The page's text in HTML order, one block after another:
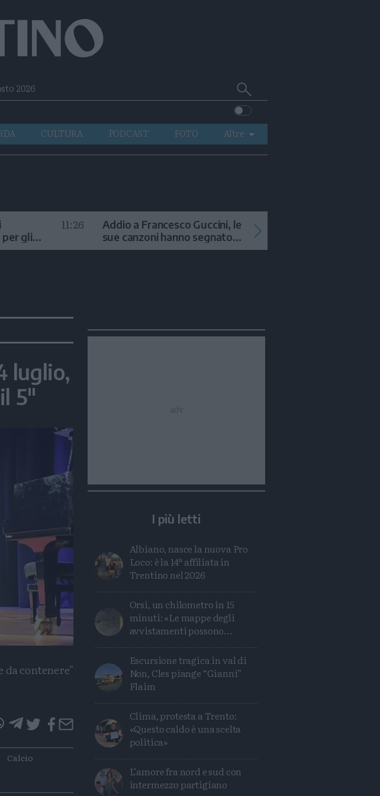
2026 Cerca
su
Trentino
CULTURA PODCAST FOTO
Altre
VIDEO
gli
11:26
Addio a Francesco Guccini, le
sue canzoni hanno segnato
la storia
luglio,
5"
da contenere"
Condividi
Condividi
articolo
TwitterCondividi
Mail
Calcio
I più letti
Albiano, nasce la nuova Pro
Loco: è la 14ª affiliata in
Trentino nel 2026
Orsi, un chilometro in 15
minuti: «Le mappe degli
avvistamenti possono
Escursione tragica in val di
Non, Cles piange “Gianni”
Flaim
Clima, protesta a Trento:
«Questo caldo è una scelta
politica»
L’amore fra nord e sud con
intermezzo partigiano